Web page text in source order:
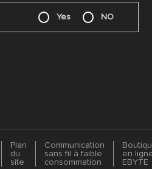
Yes NO
Plan
du
site
Communication
sans fil à faible
consommation
en
EBYTE